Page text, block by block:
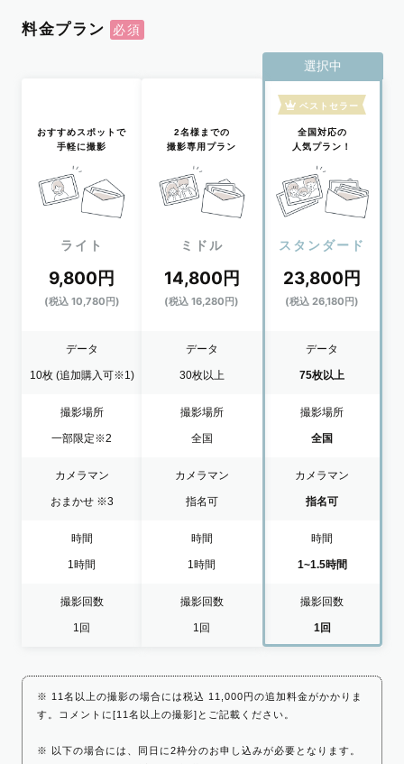
料金プラン
おすすめスポットで
手軽に撮影
ライト
9,800円
(税込 10,780円)
データ
10枚 (追加購入可※1)
撮影場所
一部限定※2
カメラマン
おまかせ ※3
時間
1時間
撮影回数
1回
2名様までの
撮影専用プラン
ミドル
14,800円
(税込 16,280円)
データ
30枚以上
撮影場所
全国
カメラマン
指名可
時間
1時間
撮影回数
1回
選択中
ベストセラー
全国対応の
人気プラン！
スタンダード
23,800円
(税込 26,180円)
データ
75枚以上
撮影場所
全国
カメラマン
指名可
時間
1~1.5時間
撮影回数
1回
※ 11名以上の撮影の場合には税込 11,000円の追加料金がかかりま
す。コメントに[11名以上の撮影]とご記載ください。
※ 以下の場合には、同日に2枠分のお申し込みが必要となります。